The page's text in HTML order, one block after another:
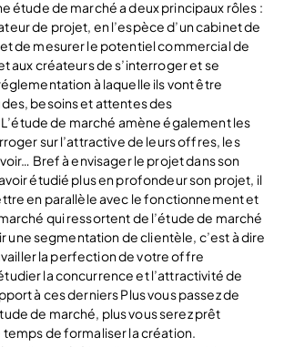
étude de marché a deux principaux rôles :
de projet, en l’espèce d’un cabinet de
de mesurer le potentiel commercial de
aux créateurs de s’interroger et se
à laquelle ils vont être
besoins et attentes des
de marché amène également les
sur l’attractive de leurs offres, les
Bref à envisager le projet dans son
étudié plus en profondeur son projet, il
en parallèle avec le fonctionnement et
qui ressortent de l’étude de marché
une segmentation de clientèle, c’est à dire
la perfection de votre offre
la concurrence et l’attractivité de
à ces derniers Plus vous passez de
de marché, plus vous serez prêt
temps de formaliser la création.